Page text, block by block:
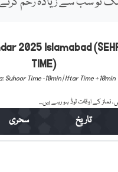
2025 Islamabad
TIME)
Suhoor Time -10min | Iftar Time +10min
نماز کے اوقات لوڈ ہو رہے ہیں...
تاریخ سحری